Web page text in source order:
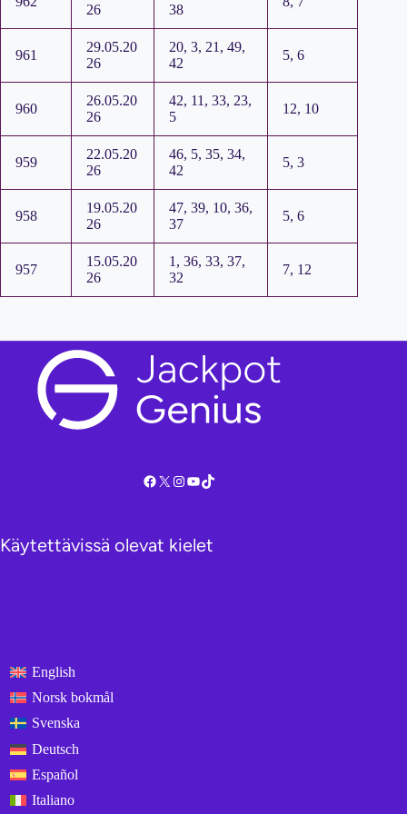
26
38
961
29.05.20
26
20, 3, 21, 49,
42
5, 6
960
26.05.20
26
42, 11, 33, 23,
5
12, 10
959
22.05.20
26
46, 5, 35, 34,
42
5, 3
958
19.05.20
26
47, 39, 10, 36,
37
5, 6
957
15.05.20
26
1, 36, 33, 37,
32
7, 12
Facebook
X Instagram
YouTube
TikTok
Käytettävissä olevat kielet
English
Norsk bokmål
Svenska
Deutsch
Español
Italiano